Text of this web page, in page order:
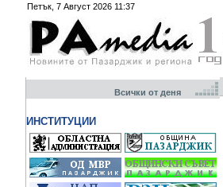
Петък, 7 Август 2026 11:37
Всички от деня
ИНСТИТУЦИИ